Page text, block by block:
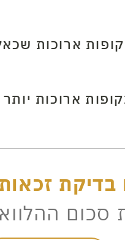
ארוכות
ארוכות
בדיקת
סכום